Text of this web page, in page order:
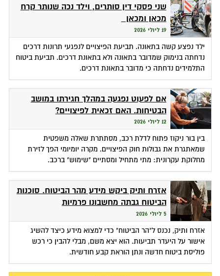
שני פסקי דין סותרים, וילד נכה שנותר קרח
מכאן ומכאן
19 ליולי 2026
ילד נפצע קשה בתאונה. תביעת הפיצויים לנפגעי תרונות דרכים
נדחתה בנימוק שמדובר בתאונה ולא בתאונת דרכים. תביעת ביטוח
התלמידים נדחתה כי מדובר בתאונת דרכים.
אם לפעוט נפגעה במהלך חגירתו במושב
הבטיחות. האם זכאית לפיצויים?
12 ליולי 2026
בין בור ניקוז פתוח לדלת רכב, מסתתרת שאלה משפטית
שמאתגרת את גבולות חוק הפיצויים. מקרה יומיומי הפך לזירת
מחלוקת עקרונית: מתי מתחיל ומסתיים "שימוש" ברכב.
אזרח ותיק ביקש מידע מהר הביטוח. סוכנות
הביטוח גבתה מחשבונו פרמיות
5 ליולי 2026
אזרח ותיק, נכנס ל"הר הביטוח" כדי למצוא מידע כיצד להשיג
אישור על היעדר תביעות. הוא יצא משם, מבלי להבין כי רכש
פוליסת ביטוח חדשה ונתן הוראת קבע חודשית.